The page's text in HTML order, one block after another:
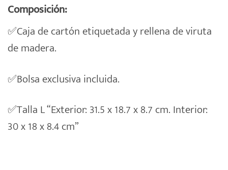
Composición:
✅Caja de cartón etiquetada y rellena de viruta
de madera.
✅Bolsa exclusiva incluida.
✅Talla L “Exterior: 31.5 x 18.7 x 8.7 cm. Interior:
30 x 18 x 8.4 cm”